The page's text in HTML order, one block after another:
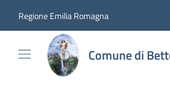
Regione Emilia Romagna
Comune di